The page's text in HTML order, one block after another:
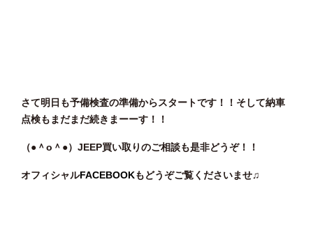
さて明日も予備検査の準備からスタートです！！そして納車
点検もまだまだ続きまーーす！！
（●＾o ＾●）JEEP買い取りのご相談も是非どうぞ！！
オフィシャルFACEBOOKもどうぞご覧くださいませ♫